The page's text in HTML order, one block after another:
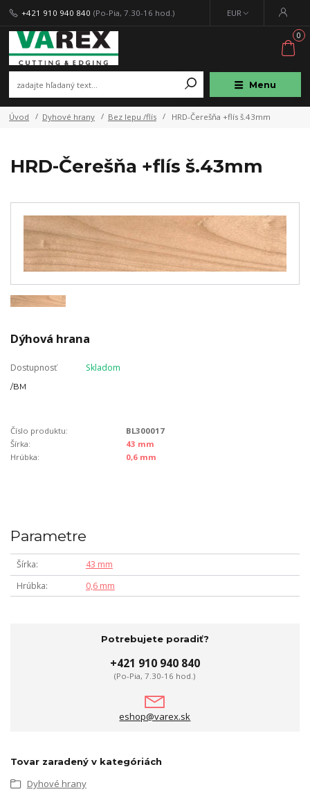
Menu
EUR
+421 910 940 840 (Po-Pia, 7.30-16 hod.)
0
Úvod Dyhové hrany Bez lepu /flís HRD-Čerešňa +flís š.43mm
HRD-Čerešňa +flís š.43mm
Dýhová hrana
Dostupnosť Skladom
/BM
Číslo produktu:
BL300017
Šírka:
43 mm
Hrúbka:
0,6 mm
Parametre
Šírka
43 mm
Hrúbka
0,6 mm
Potrebujete poradiť?
+421 910 940 840
(Po-Pia, 7.30-16 hod.)
eshop@varex.sk
Tovar zaradený v kategóriách
Dyhové hrany